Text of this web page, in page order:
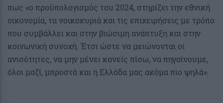
πως «ο προϋπολογισμός του 2024, στηρίζει την εθνική
οικονομία, τα νοικοκυριά και τις επιχειρήσεις με τρόπο
που συμβάλλει και στην βιώσιμη ανάπτυξη και στην
κοινωνική συνοχή. Έτσι ώστε να μειώνονται οι
ανισότητες, να μην μένει κανείς πίσω, να πηγαίνουμε,
όλοι μαζί, μπροστά και η Ελλάδα μας ακόμα πιο ψηλά».